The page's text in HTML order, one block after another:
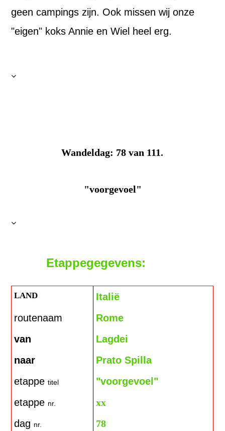
geen campings zijn. Ook missen wij onze
"eigen" koks Annie en Wiel heel erg.
Wandeldag: 78 van 111.
"voorgevoel"
Etappegegevens:
LAND
Italië
routenaam
Rome
van
Lagdei
naar
Prato Spilla
etappetitel
"voorgevoel"
etappe nr.
xx
dag nr. 78